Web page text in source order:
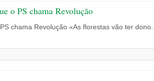
o PS chama Revolução
chama Revolução «As florestas vão ter